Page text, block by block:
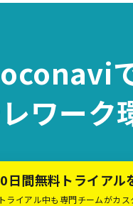
ワーク
日間無料トライアル
トライアル中も専門チームがカ